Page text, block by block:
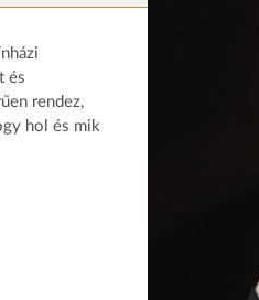
és
rendez,
hol és mik